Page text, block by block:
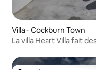
Villa ⋅ Cockburn Town
La villa Heart Villa fait